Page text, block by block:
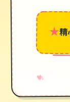
★精
♥
✧
→